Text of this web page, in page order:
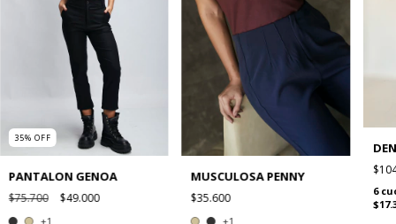
35% OFF
PANTALON GENOA
$75.700 $49.000
+1
MUSCULOSA PENNY
$35.600
+1
6